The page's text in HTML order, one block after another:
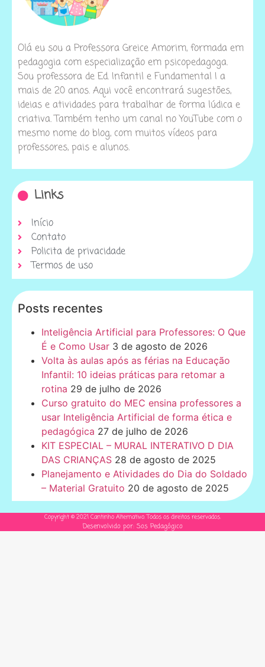
Olá eu sou a Professora Greice Amorim, formada em
pedagogia com especialização em psicopedagoga.
Sou professora de Ed. Infantil e Fundamental I a
mais de 20 anos. Aqui você encontrará sugestões,
ideias e atividades para trabalhar de forma lúdica e
criativa. Também tenho um canal no YouTube com o
mesmo nome do blog, com muitos vídeos para
professores, pais e alunos.
Links
Início
Contato
Policita de privacidade
Termos de uso
Posts recentes
Inteligência Artificial para Professores: O Que
É e Como Usar 3 de agosto de 2026
Volta às aulas após as férias na Educação
Infantil: 10 ideias práticas para retomar a
rotina 29 de julho de 2026
Curso gratuito do MEC ensina professores a
usar Inteligência Artificial de forma ética e
pedagógica 27 de julho de 2026
KIT ESPECIAL – MURAL INTERATIVO D DIA
DAS CRIANÇAS 28 de agosto de 2025
Planejamento e Atividades do Dia do Soldado
– Material Gratuito 20 de agosto de 2025
Copyright © 2021 Cantinho Alternativo. Todos os direitos reservados.
Desenvolvido por: Sos Pedagógico